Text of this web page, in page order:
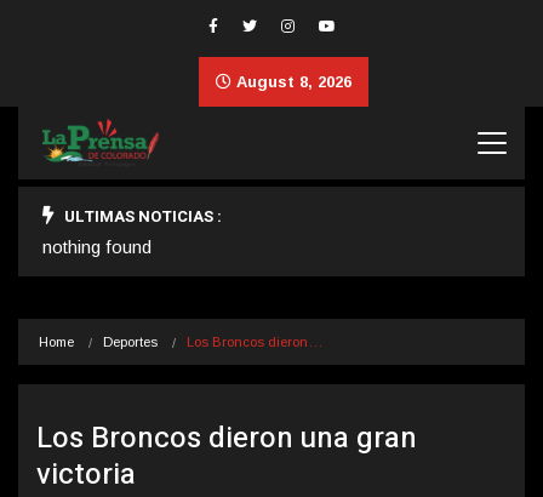
August 8, 2026
ULTIMAS NOTICIAS :
nothing found
Home Deportes Los Broncos dieron…
Los Broncos dieron una gran
victoria